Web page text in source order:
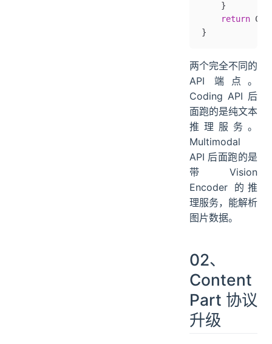
    }
    return
}
两个完全不同的
API 端点。
Coding API 后
面跑的是纯文本
推理服务。
Multimodal
API 后面跑的是
带 Vision
Encoder 的推
理服务，能解析
图片数据。
02、
Content
Part 协议
升级